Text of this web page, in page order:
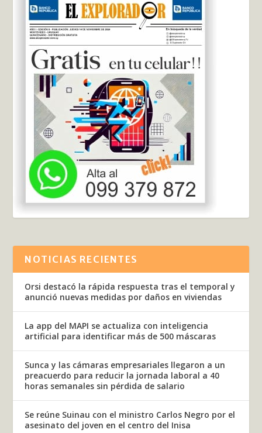
NOTICIAS RECIENTES
Orsi destacó la rápida respuesta tras el temporal y
anunció nuevas medidas por daños en viviendas
La app del MAPI se actualiza con inteligencia
artificial para identificar más de 500 máscaras
Sunca y las cámaras empresariales llegaron a un
preacuerdo para reducir la jornada laboral a 40
horas semanales sin pérdida de salario
Se reúne Suinau con el ministro Carlos Negro por el
asesinato del joven en el centro del Inisa